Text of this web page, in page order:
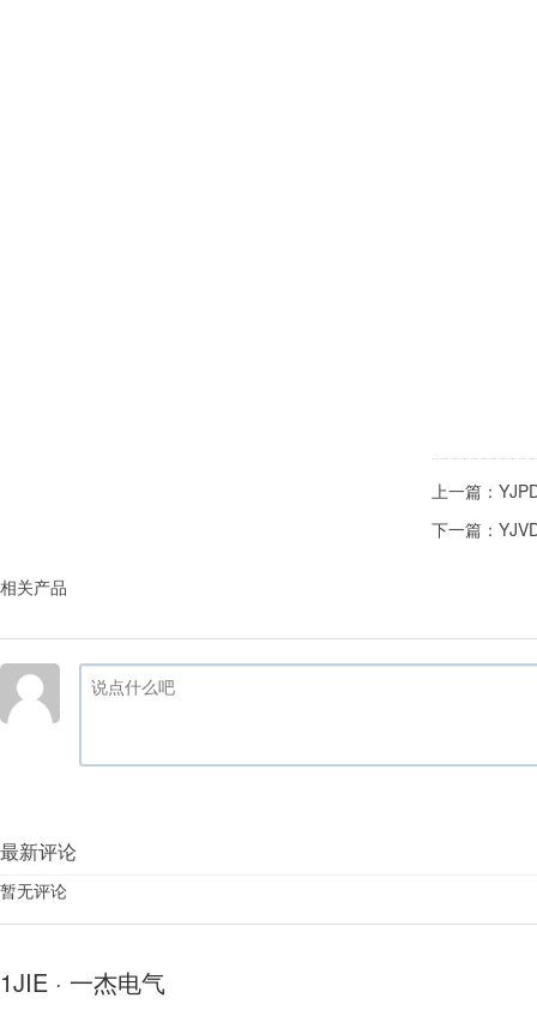
上一篇：
下一篇：
相关产品
最新评论
暂无评论
1JIE · 一杰电气